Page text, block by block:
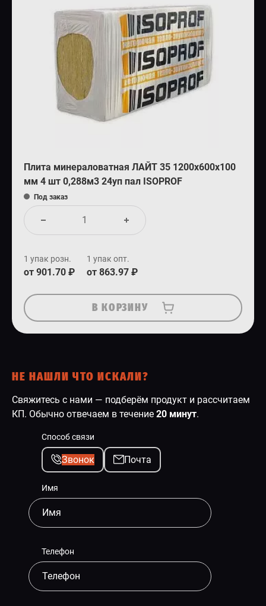
Плита минераловатная ЛАЙТ 35 1200х600х100
мм 4 шт 0,288м3 24уп пал ISOPROF
Под заказ
1 упак розн.
от 901.70 ₽
1 упак опт.
от 863.97 ₽
В КОРЗИНУ
НЕ НАШЛИ ЧТО ИСКАЛИ?
Свяжитесь с нами — подберём продукт и рассчитаем
КП. Обычно отвечаем в течение 20 минут.
Способ связи
Звонок Почта
Имя
Телефон